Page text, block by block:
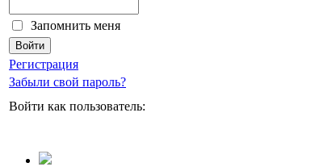
Запомнить меня
Регистрация
Забыли свой пароль?
Войти как пользователь: